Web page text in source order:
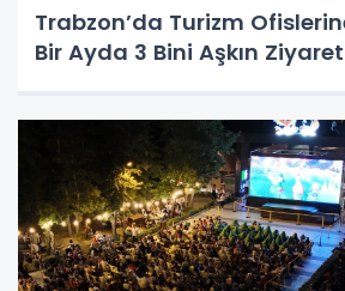
Trabzon’da Turizm
Bir Ayda 3 Bini Aşkın